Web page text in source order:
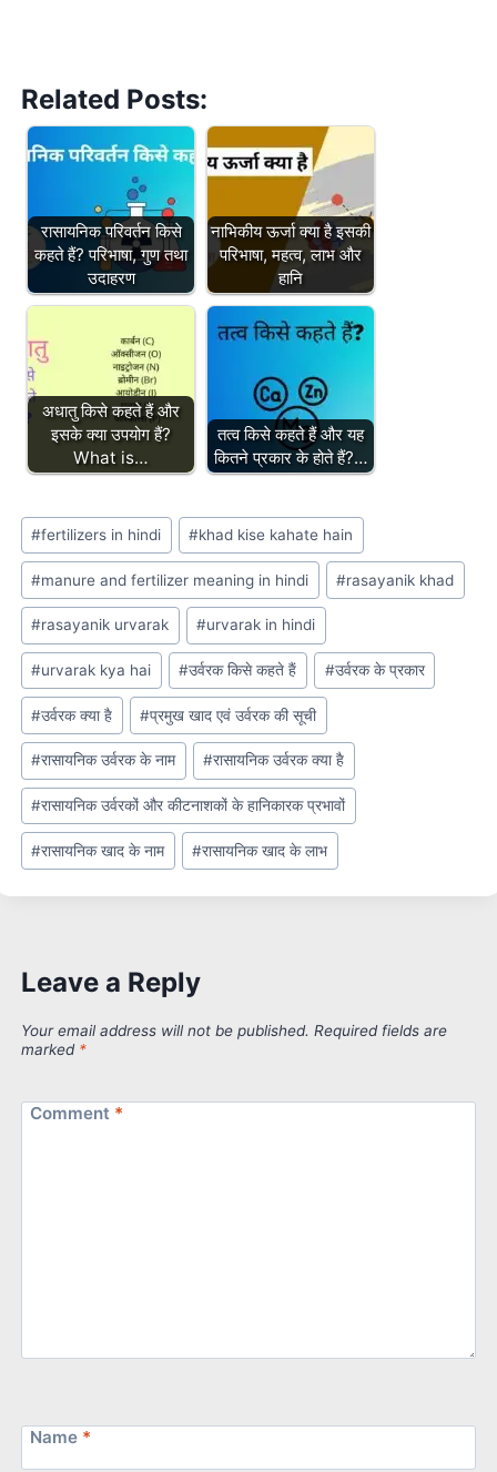
Related Posts:
रासायनिक परिवर्तन किसे
कहते हैं? परिभाषा, गुण तथा
उदाहरण
नाभिकीय ऊर्जा क्या है इसकी
परिभाषा, महत्व, लाभ और
हानि
अधातु किसे कहते हैं और
इसके क्या उपयोग हैं?
What is…
तत्व किसे कहते हैं और यह
कितने प्रकार के होते हैं?…
Post
Tags:
#fertilizers in hindi #khad kise kahate hain
#manure and fertilizer meaning in hindi #rasayanik khad
#rasayanik urvarak #urvarak in hindi
#urvarak kya hai #उर्वरक किसे कहते हैं #उर्वरक के प्रकार
#उर्वरक क्या है #प्रमुख खाद एवं उर्वरक की सूची
#रासायनिक उर्वरक के नाम #रासायनिक उर्वरक क्या है
#रासायनिक उर्वरकों और कीटनाशकों के हानिकारक प्रभावों
#रासायनिक खाद के नाम #रासायनिक खाद के लाभ
Leave a Reply
Your email address will not be published. Required fields are
marked *
Comment *
Name *